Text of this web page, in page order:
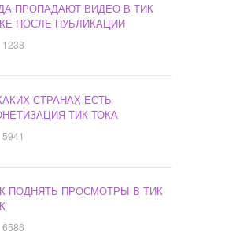
ПРОПАДАЮТ ВИДЕО В ТИК
ПОСЛЕ ПУБЛИКАЦИИ
1238
СТРАНАХ ЕСТЬ
ТИК ТОКА
5941
ПОДНЯТЬ ПРОСМОТРЫ В ТИК
6586